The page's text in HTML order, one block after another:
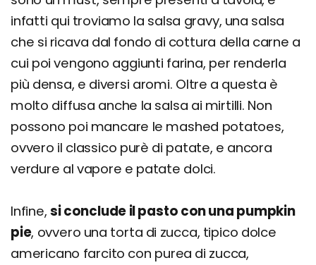
infatti qui troviamo la salsa gravy, una salsa
che si ricava dal fondo di cottura della carne a
cui poi vengono aggiunti farina, per renderla
più densa, e diversi aromi. Oltre a questa è
molto diffusa anche la salsa ai mirtilli. Non
possono poi mancare le mashed potatoes,
ovvero il classico purè di patate, e ancora
verdure al vapore e patate dolci.
Infine, si conclude il pasto con una pumpkin
pie, ovvero una torta di zucca, tipico dolce
americano farcito con purea di zucca,